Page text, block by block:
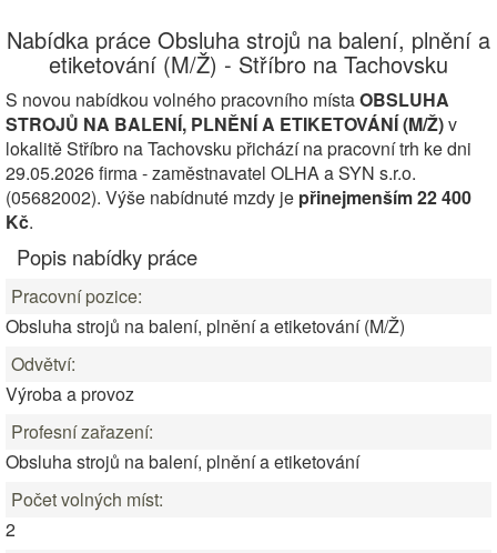
Nabídka práce Obsluha strojů na balení, plnění a
etiketování (M/Ž) - Stříbro na Tachovsku
S novou nabídkou volného pracovního místaOBSLUHA
STROJŮ NA BALENÍ, PLNĚNÍ A ETIKETOVÁNÍ (M/Ž)v
lokalitě Stříbro na Tachovsku přichází na pracovní trh ke dni
29.05.2026 firma - zaměstnavatel OLHA a SYN s.r.o.
(05682002). Výše nabídnuté mzdy je přinejmenším 22 400
Kč.
Popis nabídky práce
Pracovní pozice:
Obsluha strojů na balení, plnění a etiketování (M/Ž)
Odvětví:
Výroba a provoz
Profesní zařazení:
Obsluha strojů na balení, plnění a etiketování
Počet volných míst:
2